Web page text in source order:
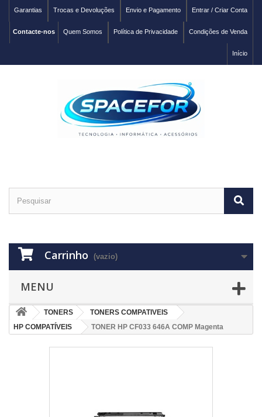
Entrar / Criar Conta
Envio e Pagamento
Trocas e Devoluções
Garantias
Condições de Venda
Política de Privacidade
Quem Somos
Contacte-nos
Início
Carrinho (vazio)
MENU
TONERS
TONERS COMPATIVEIS
HP COMPATÍVEIS
TONER HP CF033 646A COMP Magenta